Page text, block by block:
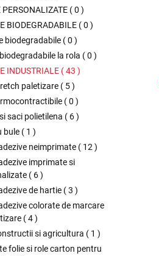
PERSONALIZATE (0 )
BIODEGRADABILE (0 )
biodegradabile (0 )
la rola (0 )
INDUSTRIALE (43 )
paletizare ( 5)
(0 )
saci polietilena ( 6)
bule ( 1 )
neimprimate ( 12 )
imprimate si
( 6)
de hartie (3 )
colorate de marcare
(4)
si agricultura ( 1 )
folie si role carton pentru